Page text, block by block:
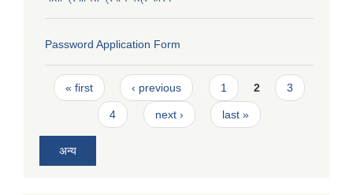
Password Application Form
Pages
« first ‹ previous 1 2 3
4 next › last »
अन्य